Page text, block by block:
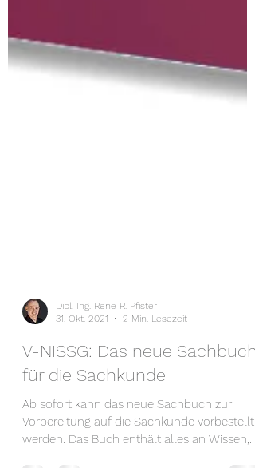
V-NISSG: Das neue Sachbuch
für die Sachkunde
Ab sofort kann das neue Sachbuch zur
Vorbereitung auf die Sachkunde vorbestellt